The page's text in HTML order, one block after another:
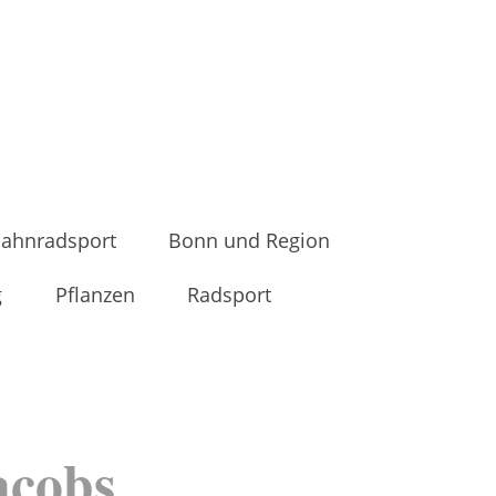
Bonn und Region
Pflanzen Radsport